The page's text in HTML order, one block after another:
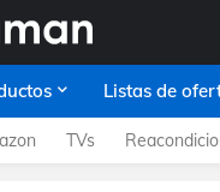
Listas de
TVs